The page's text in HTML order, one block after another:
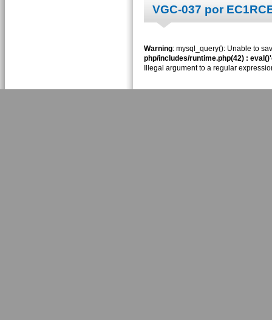
VGC-037 por
Warning: mysql_query(): Unable to
php/includes/runtime.php(42) :
Illegal argument to a regular